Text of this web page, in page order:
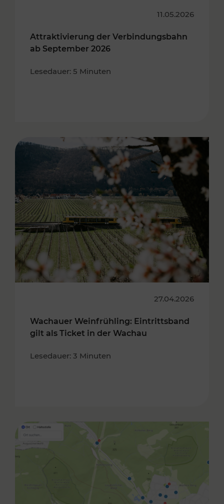
11.05.2026
Attraktivierung der Verbindungsbahn
ab September 2026
Lesedauer: 5 Minuten
27.04.2026
Wachauer Weinfrühling: Eintrittsband
gilt als Ticket in der Wachau
Lesedauer: 3 Minuten